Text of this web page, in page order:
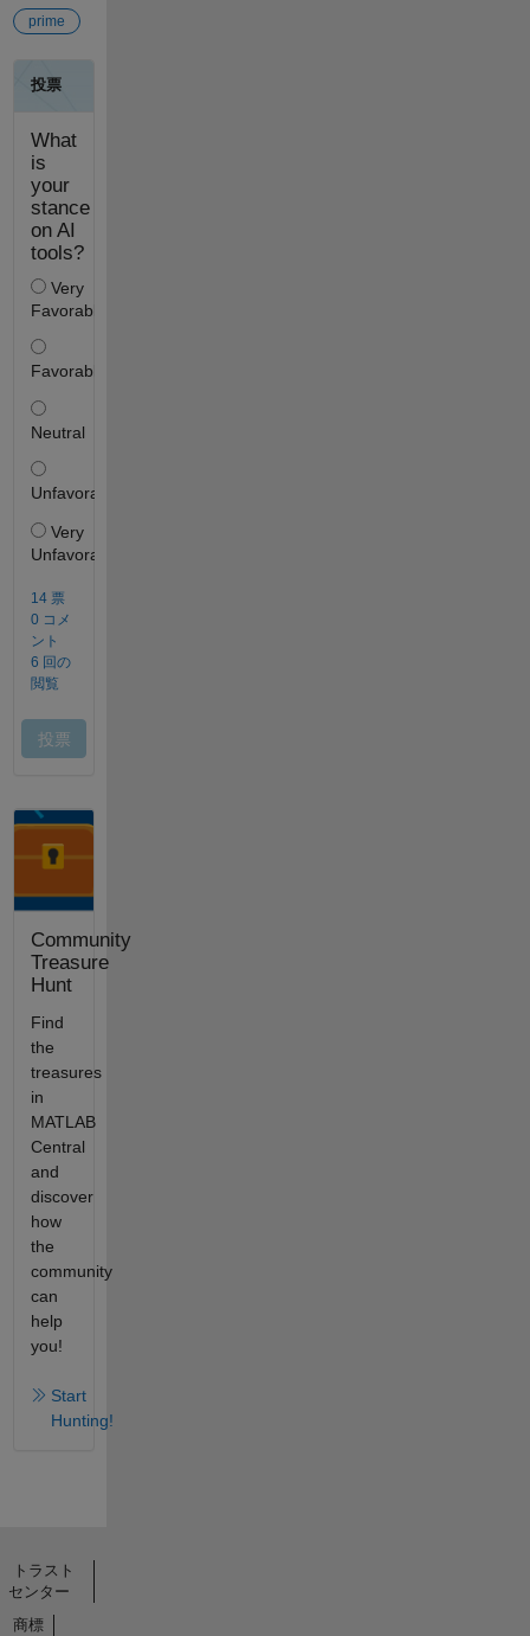
prime
Community
Treasure
Hunt
Find
the
treasures
in
MATLAB
Central
and
discover
how
the
community
can
help
you!
Start
Hunting!
トラスト
センター
商標